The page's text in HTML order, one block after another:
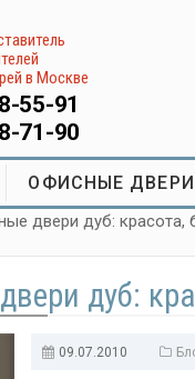
в Москве
55-91
71-90
ОФИСНЫЕ ДВЕРИ
двери дуб: красота,
дуб:
09.07.2010